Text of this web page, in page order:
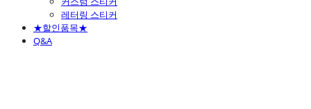
레터링 스티커
★할인품목★
Q&A